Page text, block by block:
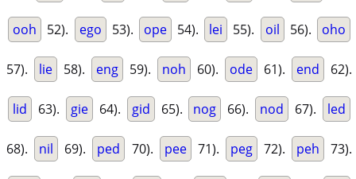
ooh 52). ego 53). ope 54). lei 55). oil 56). oho
57). lie 58). eng 59). noh 60). ode 61). end 62).
lid 63). gie 64). gid 65). nog 66). nod 67). led
68). nil 69). ped 70). pee 71). peg 72). peh 73).